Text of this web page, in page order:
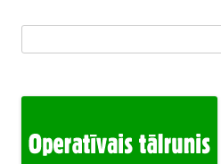
for: